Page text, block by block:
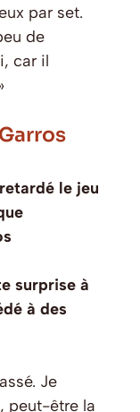
par set.
de
car il
le jeu
surprise à
à des
Je
peut-être la